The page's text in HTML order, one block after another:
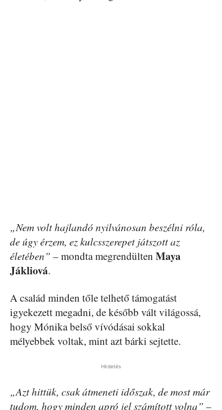
„Nem volt hajlandó nyilvánosan beszélni róla,
de úgy érzem, ez kulcsszerepet játszott az
életében” – mondta megrendülten Maya
Jákliová.
A család minden tőle telhető támogatást
igyekezett megadni, de később vált világossá,
hogy Mónika belső vívódásai sokkal
mélyebbek voltak, mint azt bárki sejtette.
Hirdetés
„Azt hittük, csak átmeneti időszak, de most már
tudom, hogy minden apró jel számított volna” –